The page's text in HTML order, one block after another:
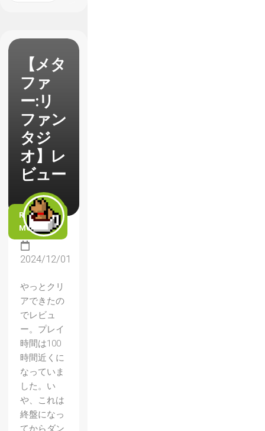
【メタ
ファ
ー:リ
ファン
タジ
オ】レ
ビュー
READ
MORE
2024/12/01
やっとクリ
アできたの
でレビュ
ー。プレイ
時間は100
時間近くに
なっていま
した。い
や、これは
終盤になっ
てからダン